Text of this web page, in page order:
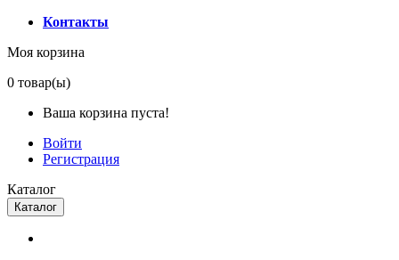
Контакты
Моя корзина
0 товар(ы)
Ваша корзина пуста!
Войти
Регистрация
Каталог
Каталог